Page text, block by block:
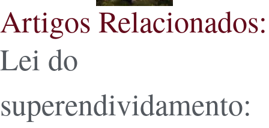
Artigos Relacionados:
Lei do
superendividamento: